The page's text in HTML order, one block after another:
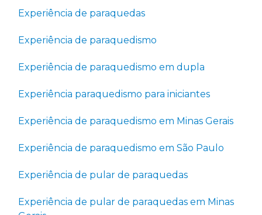
Experiência de paraquedas
Experiência de paraquedismo
Experiência de paraquedismo em dupla
Experiência paraquedismo para iniciantes
Experiência de paraquedismo em Minas Gerais
Experiência de paraquedismo em São Paulo
Experiência de pular de paraquedas
Experiência de pular de paraquedas em Minas